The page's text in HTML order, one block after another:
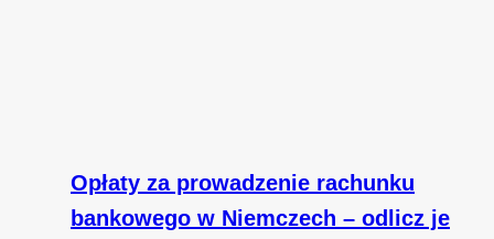
Opłaty za prowadzenie rachunku
bankowego w Niemczech – odlicz je